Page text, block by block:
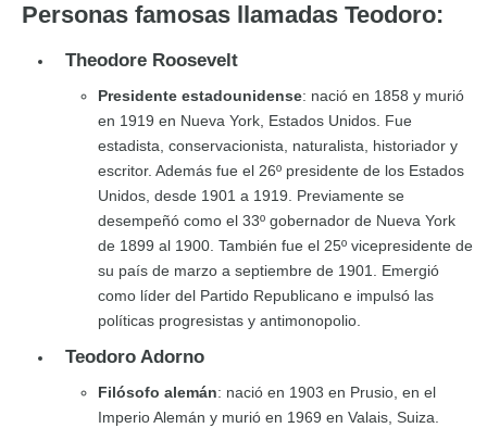
Personas famosas llamadas Teodoro:
Theodore Roosevelt
Presidente estadounidense: nació en 1858 y murió
en 1919 en Nueva York, Estados Unidos. Fue
estadista, conservacionista, naturalista, historiador y
escritor. Además fue el 26º presidente de los Estados
Unidos, desde 1901 a 1919. Previamente se
desempeñó como el 33º gobernador de Nueva York
de 1899 al 1900. También fue el 25º vicepresidente de
su país de marzo a septiembre de 1901. Emergió
como líder del Partido Republicano e impulsó las
políticas progresistas y antimonopolio.
Teodoro Adorno
Filósofo alemán: nació en 1903 en Prusio, en el
Imperio Alemán y murió en 1969 en Valais, Suiza.